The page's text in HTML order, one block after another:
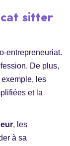
sitter
entrepreneuriat.
De plus,
les
et la
, les
à sa